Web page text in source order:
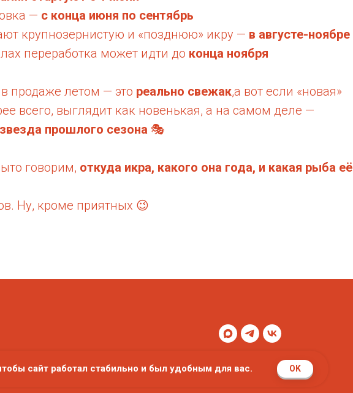
— с конца июня по сентябрь
крупнозернистую и «позднюю» икру — в августе-ноябре
переработка может идти до конца ноября
продаже летом — это реально свежак,а вот если «новая»
всего, выглядит как новенькая, а на самом деле —
прошлого сезона 🎭
говорим, откуда икра, какого она года, и какая рыба её
Ну, кроме приятных 😉
сайт работал стабильно и был удобным для вас. OK